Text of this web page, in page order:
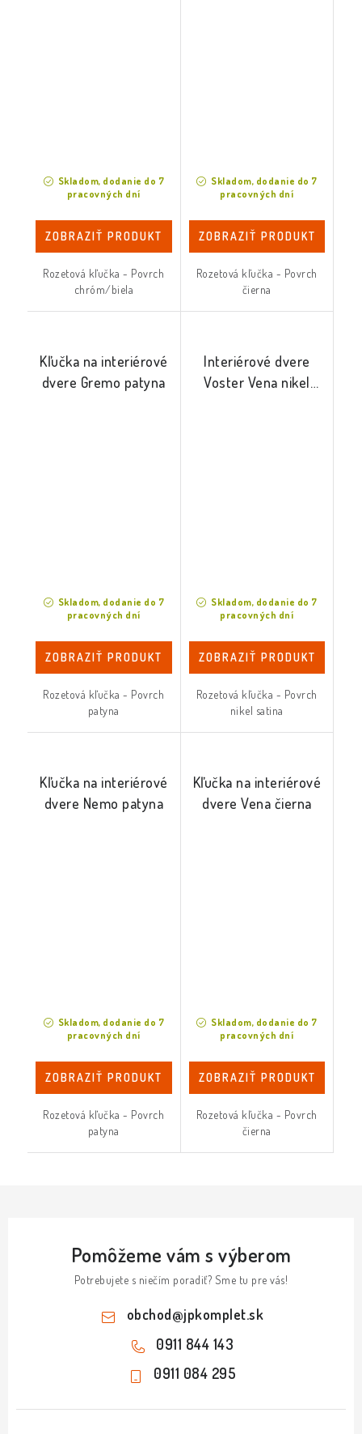
Skladom, dodanie do 7
pracovných dní
ZOBRAZIŤ PRODUKT
Rozetová kľučka - Povrch
chróm/biela
Skladom, dodanie do 7
pracovných dní
ZOBRAZIŤ PRODUKT
Rozetová kľučka - Povrch
čierna
Kľučka na interiérové
dvere Gremo patyna
Skladom, dodanie do 7
pracovných dní
ZOBRAZIŤ PRODUKT
Rozetová kľučka - Povrch
patyna
Interiérové dvere
Voster Vena nikel
Skladom, dodanie do 7
pracovných dní
ZOBRAZIŤ PRODUKT
Rozetová kľučka - Povrch
nikel satina
Kľučka na interiérové
dvere Nemo patyna
Skladom, dodanie do 7
pracovných dní
ZOBRAZIŤ PRODUKT
Rozetová kľučka - Povrch
patyna
Kľučka na interiérové
dvere Vena čierna
Skladom, dodanie do 7
pracovných dní
ZOBRAZIŤ PRODUKT
Rozetová kľučka - Povrch
čierna
Pomôžeme vám s výberom
Potrebujete s niečím poradiť? Sme tu pre vás!
obchod@jpkomplet.sk
0911 844 143
0911 084 295